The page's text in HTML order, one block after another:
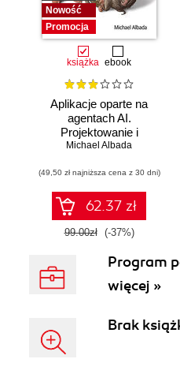
Nowość
Promocja
książka ebook
Aplikacje oparte na
agentach AI.
Projektowanie i
wdrażanie
wieloagentowych
Michael Albada
(49,50 zł najniższa cena z 30 dni)
62.37 zł
99.00zł (-37%)
Program
więcej »
Brak